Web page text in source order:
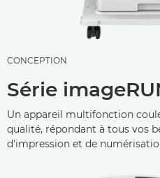
CONCEPTION
Série
Un appareil multifonction
qualité, répondant à tous vos
d'impression et de